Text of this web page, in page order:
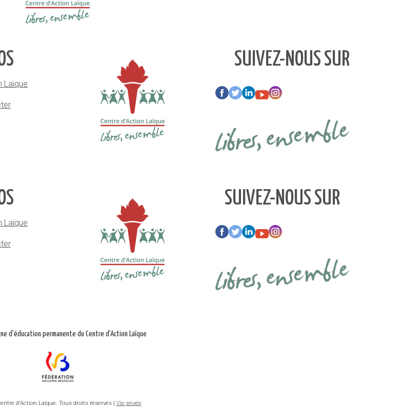
Laïque
SUIVEZ-NOUS SUR
Laïque
SUIVEZ-NOUS SUR
d'éducation permanente du Centre d'Action Laïque
d'Action Laïque. Tous droits réservés | Vie privée